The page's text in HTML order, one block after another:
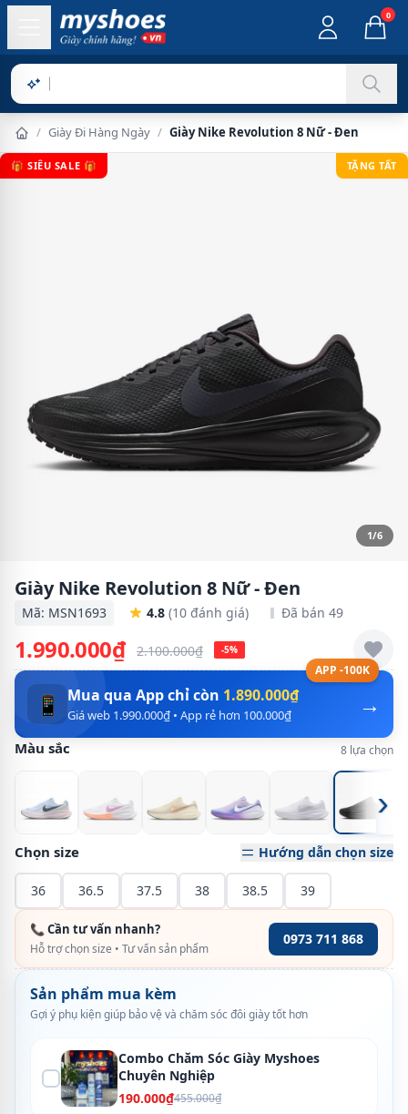
0
Sản p
/ Giày Đi Hàng Ngày / Giày Nike Revolution 8 Nữ - Đen
🎁 SIÊU SALE 🎁 TẶNG TẤT
1/6
Giày Nike Revolution 8 Nữ - Đen
Mã: MSN1693 4.8 (10 đánh giá) Đã bán 49
1.990.000₫ 2.100.000₫ -5%
APP -100K
→
📱 Mua qua App chỉ còn 1.890.000₫
Giá web 1.990.000₫ • App rẻ hơn 100.000₫
Màu sắc 8 lựa chọn
›
Chọn size Hướng dẫn chọn size
36 36.5 37.5 38 38.5 39
📞 Cần tư vấn nhanh?
Hỗ trợ chọn size • Tư vấn sản phẩm
0973 711 868
Sản phẩm mua kèm
Gợi ý phụ kiện giúp bảo vệ và chăm sóc đôi giày tốt hơn
Combo Chăm Sóc Giày Myshoes
Chuyên Nghiệp
190.000₫455.000₫